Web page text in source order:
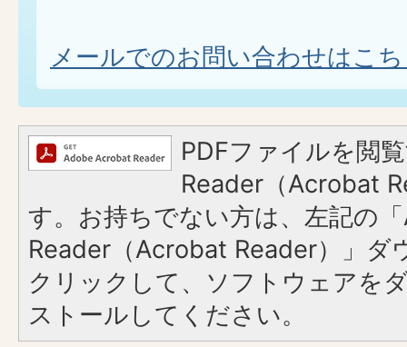
メールでのお問い合わせはこ
PDFファイルを閲
Reader（Acrobat
す。お持ちでない方は、左記の
Reader（Acrobat Reader）」ダ
クリックして、ソフトウェアを
ストールしてください。